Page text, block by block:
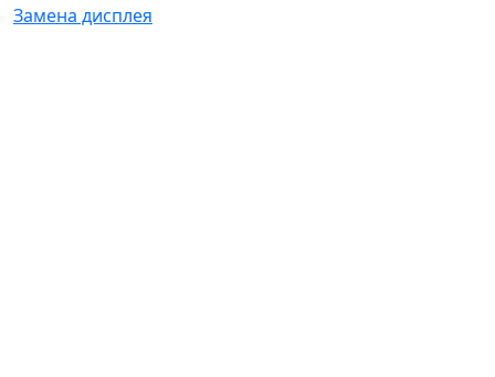
Замена дисплея